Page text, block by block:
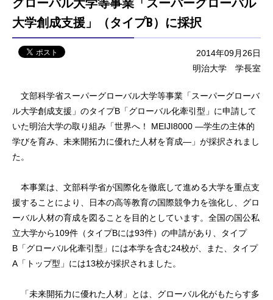
大学創成支援」（タイプB）に採択
2014年09月26日
明治大学 学長室
文部科学省スーパーグローバル大学等事業「スーパーグローバ
ル大学創成支援」のタイプB「グローバル化牽引型」に申請して
いた明治大学の取り組み「世界へ！ MEIJI8000 —学生の主体的
学びを育み、未来開拓力に優れた人材を育成—」が採択されまし
た。
本事業は、文部科学省が国際化を徹底して進める大学を重点支
援することにより、日本の高等教育の国際競争力を強化し、グロ
ーバル人材の育成を図ることを目的としています。全国の国公私
立大学から109件（タイプBには93件）の申請があり、タイプ
B「グローバル化牽引型」には本学を含む24校が、また、タイプ
A「トップ型」には13校が採択されました。
「未来開拓力に優れた人材」とは、グローバル化がもたらす多